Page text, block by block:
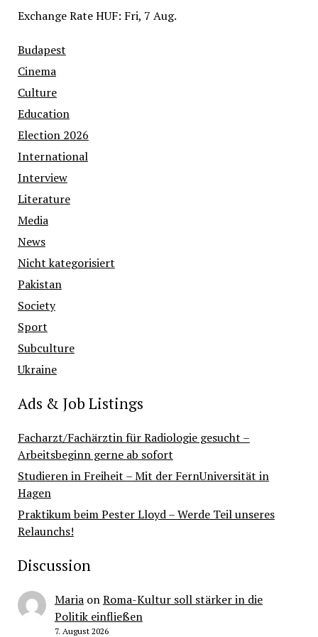
Exchange RateHUF: Fri, 7 Aug.
Budapest
Cinema
Culture
Education
Election 2026
International
Interview
Literature
Media
News
Nicht kategorisiert
Pakistan
Society
Sport
Subculture
Ukraine
Ads & Job Listings
Facharzt/Fachärztin für Radiologie gesucht –
Arbeitsbeginn gerne ab sofort
Studieren in Freiheit – Mit der FernUniversität in
Hagen
Praktikum beim Pester Lloyd – Werde Teil unseres
Relaunchs!
Discussion
MariaonRoma-Kultur soll stärker in die
Politik einfließen
7. August 2026